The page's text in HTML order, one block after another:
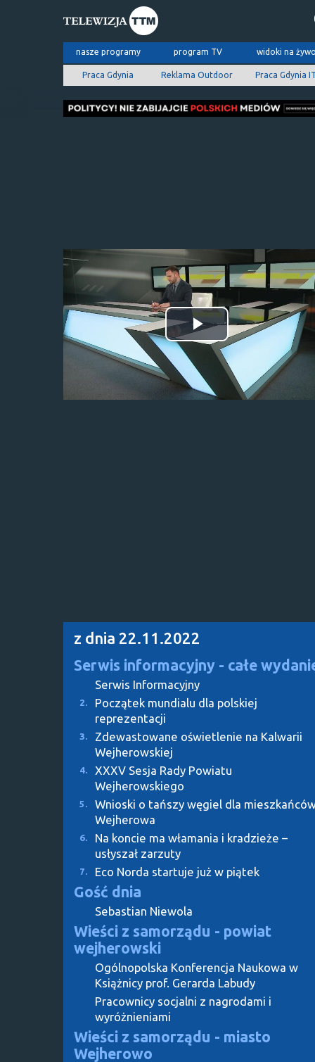
nasze programy program TV widoki na
Praca Gdynia Reklama Outdoor Praca Gdynia
Odtwórz
wideo
z dnia 22.11.2022
Serwis informacyjny - całe
Serwis Informacyjny
2.
Początek mundialu dla polskiej
reprezentacji
3.
Zdewastowane oświetlenie na Kalwarii
Wejherowskiej
4.
XXXV Sesja Rady Powiatu
Wejherowskiego
5.
Wnioski o tańszy węgiel dla
Wejherowa
6.
Na koncie ma włamania i kradzieże –
usłyszał zarzuty
7. Eco Norda startuje już w piątek
Gość dnia
Sebastian Niewola
Wieści z samorządu - powiat
wejherowski
Ogólnopolska Konferencja Naukowa w
Książnicy prof. Gerarda Labudy
Pracownicy socjalni z nagrodami i
wyróżnieniami
Wieści z samorządu - miasto
Wejherowo